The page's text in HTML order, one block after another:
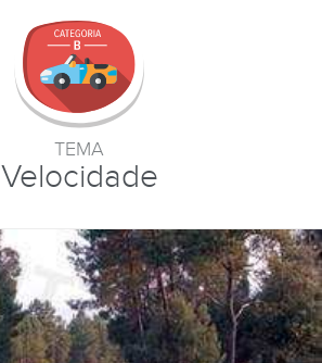
TEMA
Velocidade